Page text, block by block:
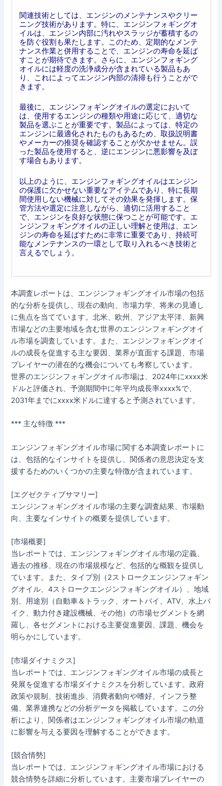
関連技術としては、エンジンのメンテナンスやクリー
ニング技術があります。特に、エンジンフォギングオ
イルは、エンジン内部に汚れやスラッジが蓄積するの
を防ぐ役割も果たします。このため、定期的なメンテ
ナンス作業と併用することで、エンジンの寿命を延ば
すことが期待できます。さらに、エンジンフォギング
オイルには軽度の洗浄成分が含まれている製品もあ
り、これによってエンジン内部の清掃も行うことがで
きます。
最後に、エンジンフォギングオイルの選定において
は、使用するエンジンの種類や用途に応じて、適切な
製品を選ぶことが重要です。製品によっては、特定の
エンジンに最適化されたものもあるため、取扱説明書
やメーカーの推奨を確認することが欠かせません。誤
った製品を使用すると、逆にエンジンに悪影響を及ぼ
す場合もあります。
以上のように、エンジンフォギングオイルはエンジン
の保護に欠かせない重要なアイテムであり、特に長期
間使用しない機械に対してその効果を発揮します。保
管方法や選定に注意しながら、適切に活用すること
で、エンジンを良好な状態に保つことが可能です。エ
ンジンフォギングオイルの正しい理解と使用は、エン
ジンの寿命を延ばすために非常に重要であり、持続可
能なメンテナンスの一環として取り入れるべき技術と
言えるでしょう。
本調査レポートは、エンジンフォギングオイル市場の包括
的な分析を提供し、現在の動向、市場力学、将来の見通し
に焦点を当てています。北米、欧州、アジア太平洋、新興
市場などの主要地域を含む世界のエンジンフォギングオイ
ル市場を調査しています。また、エンジンフォギングオイ
ルの成長を促進する主な要因、業界が直面する課題、市場
プレイヤーの潜在的な機会についても考察しています。
世界のエンジンフォギングオイル市場は、2024年にxxxx米
ドルと評価され、予測期間中に年平均成長率xxxx%で、
2031年までにxxxx米ドルに達すると予測されています。
*** 主な特徴 ***
エンジンフォギングオイル市場に関する本調査レポートに
は、包括的なインサイトを提供し、関係者の意思決定を支
援するためのいくつかの主要な特徴が含まれています。
[エグゼクティブサマリー]
エンジンフォギングオイル市場の主要な調査結果、市場動
向、主要なインサイトの概要を提供しています。
[市場概要]
当レポートでは、エンジンフォギングオイル市場の定義、
過去の推移、現在の市場規模など、包括的な概観を提供し
ています。また、タイプ別（2ストロークエンジンフォギン
グオイル、4ストロークエンジンフォギングオイル）、地域
別、用途別（自動車＆トラック、オートバイ、ATV、水上バ
イク、動力付き建設機械、その他）の市場セグメントを網
羅し、各セグメントにおける主要促進要因、課題、機会を
明らかにしています。
[市場ダイナミクス]
当レポートでは、エンジンフォギングオイル市場の成長と
発展を促進する市場ダイナミクスを分析しています。政府
政策や規制、技術進歩、消費者動向や嗜好、インフラ整
備、業界連携などの分析データを掲載しています。この分
析により、関係者はエンジンフォギングオイル市場の軌道
に影響を与える要因を理解することができます。
[競合情勢]
当レポートでは、エンジンフォギングオイル市場における
競合情勢を詳細に分析しています。主要市場プレイヤーの